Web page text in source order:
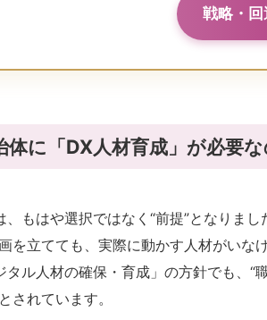
戦略・
体に「DX人材育成」が必要
もはや選択ではなく“前提”となりまし
を立てても、実際に動かす人材がいな
タル人材の確保・育成」の方針でも、“
されています。